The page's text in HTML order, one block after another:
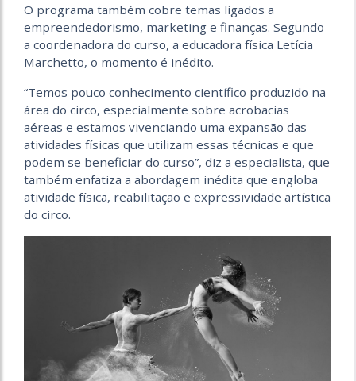
O programa também cobre temas ligados a
empreendedorismo, marketing e finanças. Segundo
a coordenadora do curso, a educadora física Letícia
Marchetto, o momento é inédito.
“Temos pouco conhecimento científico produzido na
área do circo, especialmente sobre acrobacias
aéreas e estamos vivenciando uma expansão das
atividades físicas que utilizam essas técnicas e que
podem se beneficiar do curso”, diz a especialista, que
também enfatiza a abordagem inédita que engloba
atividade física, reabilitação e expressividade artística
do circo.